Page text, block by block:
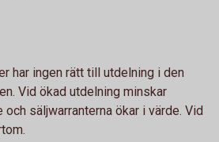
har ingen rätt till utdelning i den
Vid ökad utdelning minskar
säljwarranterna ökar i värde. Vid